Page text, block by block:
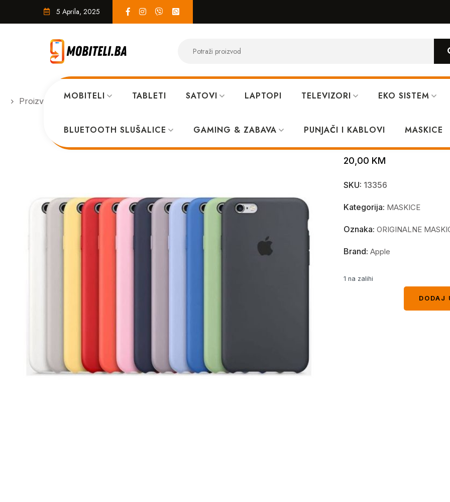
5 Aprila, 2025
MOBITELI TABLETI SATOVI LAPTOPI TELEVIZORI EKO SISTEM
BLUETOOTH SLUŠALICE GAMING & ZABAVA PUNJAČI I KABLOVI MASKICE
Proizvodi MASKICE IPhone 13 Mini case žuta*
IPhone 13
20,00 KM
SKU: 13356
Kategorija: MASKICE
Oznaka: ORIGINALNE
Brand: Apple
1 na zalihi
DODAJ